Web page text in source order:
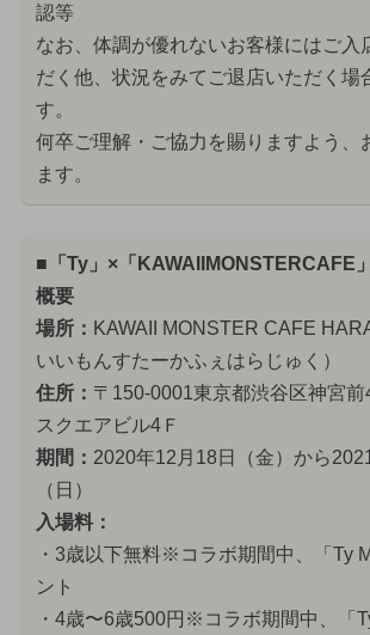
認等
なお、体調が優れないお客様にはご入
だく他、状況をみてご退店いただく場
す。
何卒ご理解・ご協力を賜りますよう、
ます。
■「Ty」×「KAWAIIMONSTERCAFE
概要
場所： KAWAII MONSTER CAFE
いいもんすたーかふぇはらじゅく）
住所： 〒150-0001東京都渋谷区神宮前
スクエアビル4Ｆ
期間： 2020年12月18日（金）から
（日）
入場料：
・3歳以下無料※コラボ期間中、「Ty
ント
・4歳〜6歳500円※コラボ期間中、「